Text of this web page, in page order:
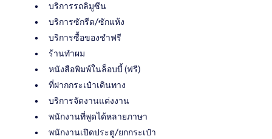
บริการรถลิมูซีน
บริการซักรีด/ซักแห้ง
บริการซื้อของชำฟรี
ร้านทำผม
หนังสือพิมพ์ในล็อบบี้ (ฟรี)
ที่ฝากกระเป๋าเดินทาง
บริการจัดงานแต่งงาน
พนักงานที่พูดได้หลายภาษา
พนักงานเปิดประตู/ยกกระเป๋า